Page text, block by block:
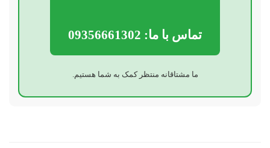
تماس با ما: 09356661302
ما مشتاقانه منتظر کمک به شما هستیم.